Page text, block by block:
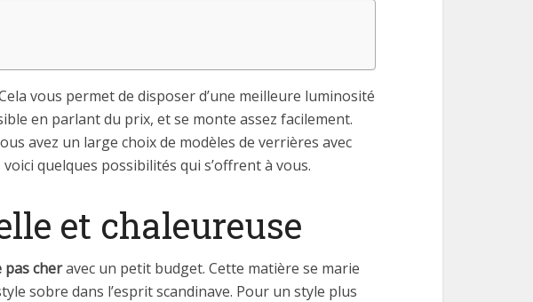
vous permet de disposer d’une meilleure luminosité
en parlant du prix, et se monte assez facilement.
avez un large choix de modèles de verrières avec
quelques possibilités qui s’offrent à vous.
et chaleureuse
pas cheravec un petit budget. Cette matière se marie
sobre dans l’esprit scandinave. Pour un style plus